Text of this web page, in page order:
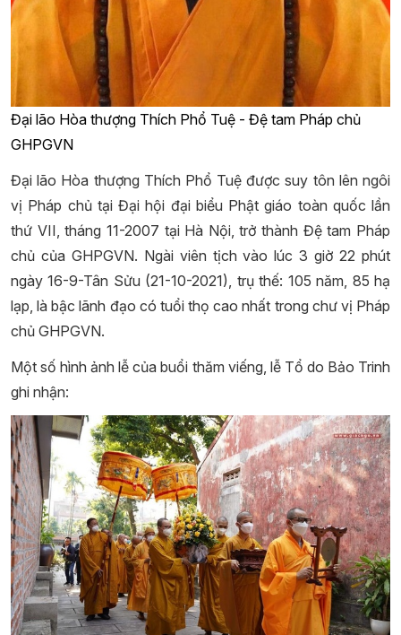
Đại lão Hòa thượng Thích Phổ Tuệ - Đệ tam Pháp chủ
GHPGVN
Đại lão Hòa thượng Thích Phổ Tuệ được suy tôn lên ngôi
vị Pháp chủ tại Đại hội đại biểu Phật giáo toàn quốc lần
thứ VII, tháng 11-2007 tại Hà Nội, trở thành Đệ tam Pháp
chủ của GHPGVN. Ngài viên tịch vào lúc 3 giờ 22 phút
ngày 16-9-Tân Sửu (21-10-2021), trụ thế: 105 năm, 85 hạ
lạp, là bậc lãnh đạo có tuổi thọ cao nhất trong chư vị Pháp
chủ GHPGVN.
Một số hình ảnh lễ của buổi thăm viếng, lễ Tổ do Bảo Trinh
ghi nhận: